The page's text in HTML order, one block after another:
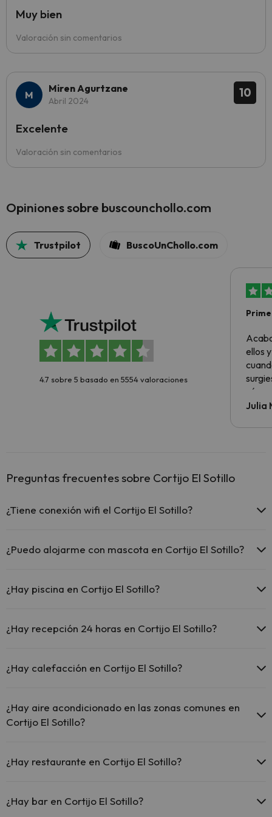
Valoración sin comentarios
Muy bien
10
Miren Agurtzane
Abril 2024
Valoración sin comentarios
Excelente
Opiniones sobre buscounchollo.com
Trustpilot BuscoUnChollo.com
4.7 sobre 5 basado en 5554 valoraciones
ellos
todo
Julia
Preguntas frecuentes sobre Cortijo El Sotillo
¿Tiene conexión wifi el Cortijo El Sotillo?
El Cortijo El Sotillo dispone de Wi-Fi.
¿Puedo alojarme con mascota en Cortijo El Sotillo?
¿Hay piscina en Cortijo El Sotillo?
Aquí tienes más info sobre la piscina y otras instalaciones.
¿Hay recepción 24 horas en Cortijo El Sotillo?
¿Hay calefacción en Cortijo El Sotillo?
¿Hay aire acondicionado en las zonas comunes en
Cortijo El Sotillo?
¿Hay restaurante en Cortijo El Sotillo?
¿Hay bar en Cortijo El Sotillo?